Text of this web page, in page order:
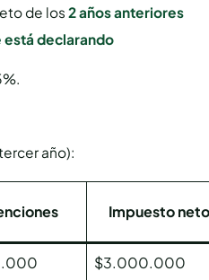
de los2 años anteriores
está declarando
año):
Impuesto neto
$3.000.000